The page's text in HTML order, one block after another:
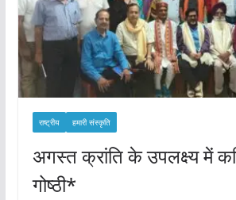
राष्ट्रीय हमारी संस्कृति
अगस्त क्रांति के उपलक्ष्य में
गोष्ठी*